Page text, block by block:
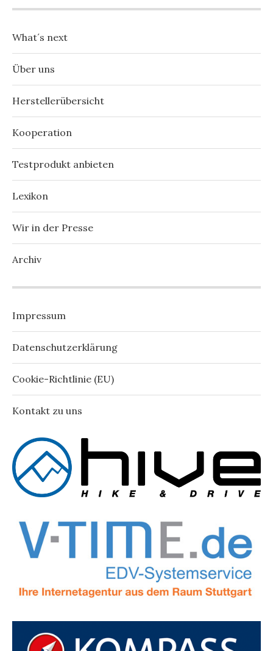
What´s next
Über uns
Herstellerübersicht
Kooperation
Testprodukt anbieten
Lexikon
Wir in der Presse
Archiv
Impressum
Datenschutzerklärung
Cookie-Richtlinie (EU)
Kontakt zu uns